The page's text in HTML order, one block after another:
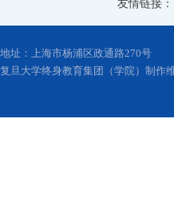
友情链接：
地址：上海市杨浦区政通路270号
复旦大学终身教育集团（学院）制作